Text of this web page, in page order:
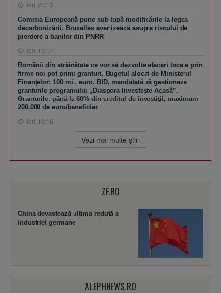
ieri, 20:13
Comisia Europeană pune sub lupă modificările la legea
decarbonizării. Bruxelles avertizează asupra riscului de
pierdere a banilor din PNRR
ieri, 19:17
Românii din străinătate ce vor să dezvolte afaceri locale prin
firme noi pot primi granturi. Bugetul alocat de Ministerul
Finanţelor: 100 mil. euro. BID, mandatată să gestioneze
granturile programului „Diaspora Investeşte Acasă”.
Granturile: până la 60% din creditul de investiţii, maximum
200.000 de euro/beneficiar
ieri, 19:16
Vezi mai multe ştiri
ZF.RO
China devastează ultima redută a
industriei germane
ALEPHNEWS.RO